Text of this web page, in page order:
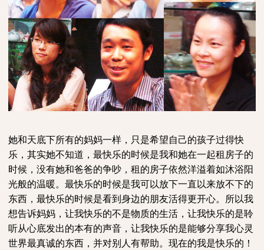
她和天底下所有的妈妈一样，只是希望自己的孩子过得快
乐，其实她不知道，最快乐的时候是我和她在一起租房子的
时候，没有她和爸爸的争吵，租的房子依然洋溢着如沐浴阳
光般的温暖。最快乐的时候是我可以放下一直以来放不下的
东西，最快乐的时候是看到身边的朋友活得更开心。所以我
想告诉妈妈，让我快乐的不是物质的生活，让我快乐的是聆
听从心底发出的本有的声音，让我快乐的是能够分享我心灵
世界最真诚的东西，并对别人有帮助。现在的我是快乐的！